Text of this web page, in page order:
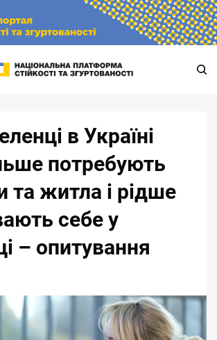
в Україні
потребують
та житла і рідше
себе у
– опитування